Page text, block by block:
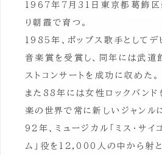
1967年7月31日東京都葛飾区
り朝霞で育つ。
1985年、ポップス歌手としてデ
音楽賞を受賞し、同年には武道
ストコンサートを成功に収めた。
また88年には女性ロックバンド
楽の世界で常に新しいジャンル
92年、ミュージカル「ミス・サイ
ム」役を12,000人の中から射